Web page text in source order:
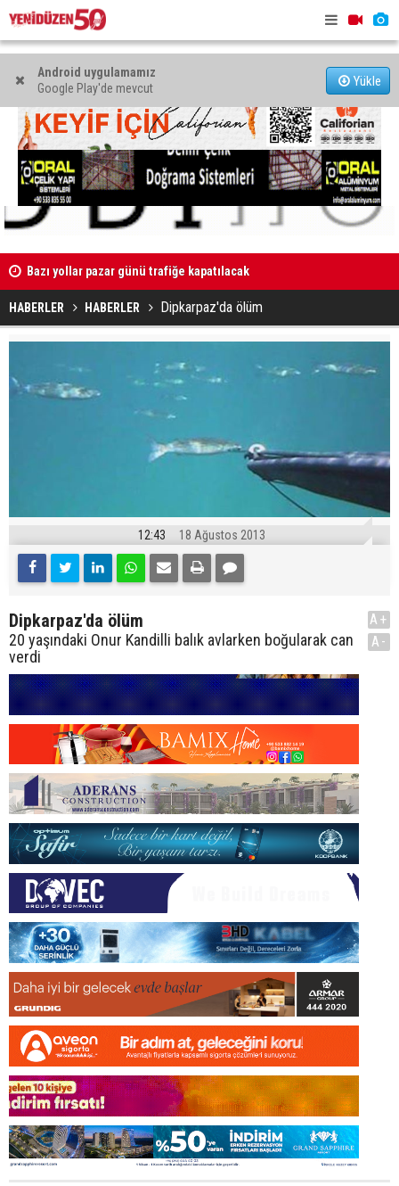
Android uygulamamız
Google Play'de mevcut
Yükle
Esnaf Kefalet Kooperatifi’nden fizyoterapistlere yatırım
destek kredisi
HABERLER HABERLER Dipkarpaz'da ölüm
12:43 18 Ağustos 2013
Dipkarpaz'da ölüm
20 yaşındaki Onur Kandilli balık avlarken boğularak can
verdi
A+
A-